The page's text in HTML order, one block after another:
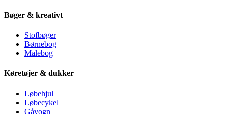
Bøger & kreativt
Stofbøger
Børnebog
Malebog
Køretøjer & dukker
Løbehjul
Løbecykel
Gåvogn